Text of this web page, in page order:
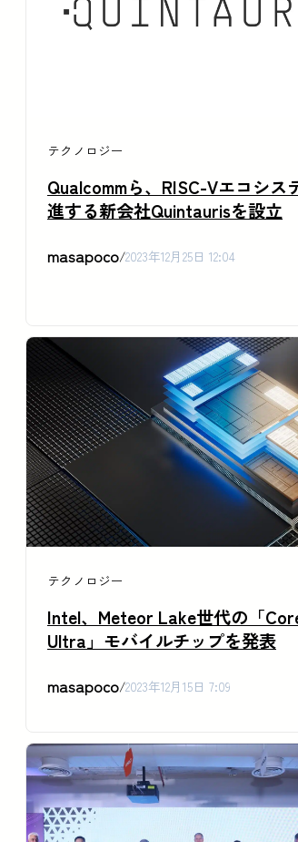
テクノロジー
Qualcommら、RISC-Vエコシス
進する新会社Quintaurisを設立
masapoco/2023年12月25日 12:04
テクノロジー
Intel、Meteor Lake世代の「
Ultra」モバイルチップを発表
masapoco/2023年12月15日 7:09